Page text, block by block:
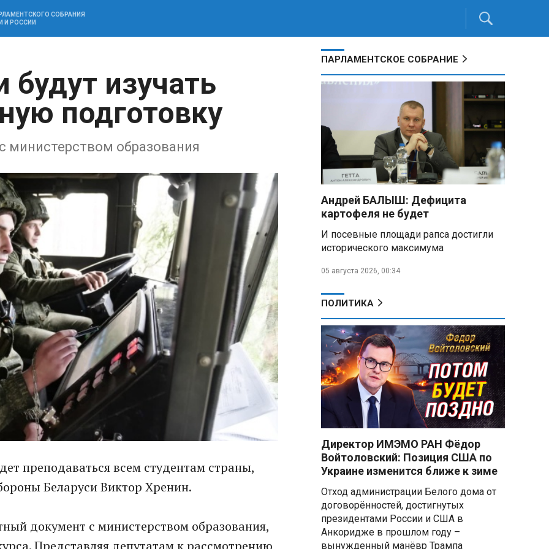
СОБРАНИЯ
И РОССИИ
будут изучать
подготовку
министерством образования
преподаваться всем студентам страны,
Беларуси Виктор Хренин.
документ с министерством образования,
ПАРЛАМЕНТСКОЕ СОБРАНИЕ
Андрей БАЛЫШ: Дефицита
картофеля не будет
И посевные площади рапса достигли
исторического максимума
05 августа 2026, 00:34
ПОЛИТИКА
Директор ИМЭМО РАН Фёдор
Войтоловский: Позиция США по
Украине изменится ближе к зиме
Отход администрации Белого дома от
договорённостей, достигнутых
президентами России и США в
Анкоридже в прошлом году –
вынужденный манёвр Трампа